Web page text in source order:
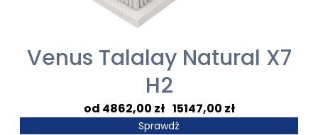
Venus Talalay Natural X7
H2
4862,00 zł– 15147,00 zł
Zakres
Sprawdź